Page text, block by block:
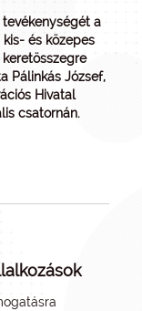
a
és közepes
Pálinkás József,
Hivatal
csatornán.